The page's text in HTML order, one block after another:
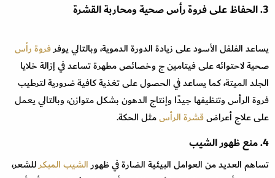
3. الحفاظ على فروة رأس صحية ومحاربة القشرة
يساعد الفلفل الأسود على زيادة الدورة الدموية، وبالتالي يوفرفروة رأس
صحية لاحتوائه على فيتامين ج وخصائص مطهرة تساعد في إزالة خلايا
الجلد الميتة، كما يساعد في الحصول على تغذية كافية ضرورية لترطيب
فروة الرأس وتنظيفها جيدًا وإنتاج الدهون بشكل متوازن، وبالتالي يعمل
على علاج أعراضقشرة الرأسمثل الحكة.
4. منع ظهور الشيب
تساهم العديد من العوامل البيئية الضارة في ظهورالشيب المبكرللشعر،